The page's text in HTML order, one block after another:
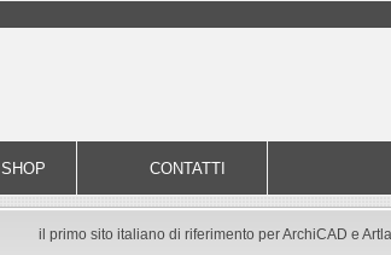
SHOP CONTATTI
il primo sito italiano di riferimento per ArchiCAD e